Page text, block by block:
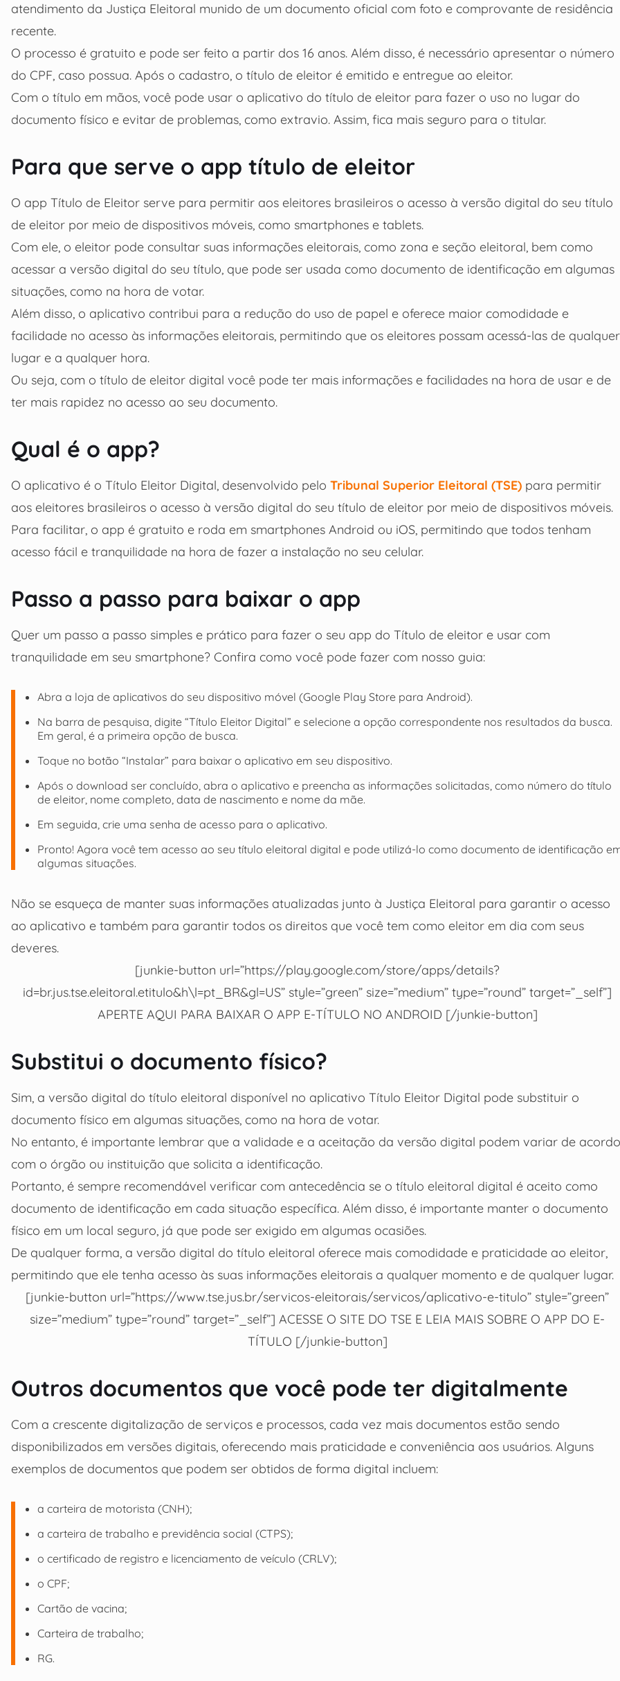
atendimento da Justiça Eleitoral munido de um documento oficial com foto e comprovante de residência
recente.
O processo é gratuito e pode ser feito a partir dos 16 anos. Além disso, é necessário apresentar o número
do CPF, caso possua. Após o cadastro, o título de eleitor é emitido e entregue ao eleitor.
Com o título em mãos, você pode usar o aplicativo do título de eleitor para fazer o uso no lugar do
documento físico e evitar de problemas, como extravio. Assim, fica mais seguro para o titular.
Para que serve o app título de eleitor
O app Título de Eleitor serve para permitir aos eleitores brasileiros o acesso à versão digital do seu título
de eleitor por meio de dispositivos móveis, como smartphones e tablets.
Com ele, o eleitor pode consultar suas informações eleitorais, como zona e seção eleitoral, bem como
acessar a versão digital do seu título, que pode ser usada como documento de identificação em algumas
situações, como na hora de votar.
Além disso, o aplicativo contribui para a redução do uso de papel e oferece maior comodidade e
facilidade no acesso às informações eleitorais, permitindo que os eleitores possam acessá-las de qualquer
lugar e a qualquer hora.
Ou seja, com o título de eleitor digital você pode ter mais informações e facilidades na hora de usar e de
ter mais rapidez no acesso ao seu documento.
Qual é o app?
O aplicativo é o Título Eleitor Digital, desenvolvido pelo Tribunal Superior Eleitoral (TSE) para permitir
aos eleitores brasileiros o acesso à versão digital do seu título de eleitor por meio de dispositivos móveis.
Para facilitar, o app é gratuito e roda em smartphones Android ou iOS, permitindo que todos tenham
acesso fácil e tranquilidade na hora de fazer a instalação no seu celular.
Passo a passo para baixar o app
Quer um passo a passo simples e prático para fazer o seu app do Título de eleitor e usar com
tranquilidade em seu smartphone? Confira como você pode fazer com nosso guia:
Abra a loja de aplicativos do seu dispositivo móvel (Google Play Store para Android).
Na barra de pesquisa, digite “Título Eleitor Digital” e selecione a opção correspondente nos resultados da busca.
Em geral, é a primeira opção de busca.
Toque no botão “Instalar” para baixar o aplicativo em seu dispositivo.
Após o download ser concluído, abra o aplicativo e preencha as informações solicitadas, como número do título
de eleitor, nome completo, data de nascimento e nome da mãe.
Em seguida, crie uma senha de acesso para o aplicativo.
Pronto! Agora você tem acesso ao seu título eleitoral digital e pode utilizá-lo como documento de identificação
algumas situações.
Não se esqueça de manter suas informações atualizadas junto à Justiça Eleitoral para garantir o acesso
ao aplicativo e também para garantir todos os direitos que você tem como eleitor em dia com seus
deveres.
[junkie-button url=”https://play.google.com/store/apps/details?
id=br.jus.tse.eleitoral.etitulo&h\l=pt_BR&gl=US” style=”green” size=”medium” type=”round” target=”_self”]
APERTE AQUI PARA BAIXAR O APP E-TÍTULO NO ANDROID [/junkie-button]
Substitui o documento físico?
Sim, a versão digital do título eleitoral disponível no aplicativo Título Eleitor Digital pode substituir o
documento físico em algumas situações, como na hora de votar.
No entanto, é importante lembrar que a validade e a aceitação da versão digital podem variar de acordo
com o órgão ou instituição que solicita a identificação.
Portanto, é sempre recomendável verificar com antecedência se o título eleitoral digital é aceito como
documento de identificação em cada situação específica. Além disso, é importante manter o documento
físico em um local seguro, já que pode ser exigido em algumas ocasiões.
De qualquer forma, a versão digital do título eleitoral oferece mais comodidade e praticidade ao eleitor,
permitindo que ele tenha acesso às suas informações eleitorais a qualquer momento e de qualquer lugar.
[junkie-button url=”https://www.tse.jus.br/servicos-eleitorais/servicos/aplicativo-e-titulo” style=”green”
size=”medium” type=”round” target=”_self”] ACESSE O SITE DO TSE E LEIA MAIS SOBRE O APP DO E-
TÍTULO [/junkie-button]
Outros documentos que você pode ter digitalmente
Com a crescente digitalização de serviços e processos, cada vez mais documentos estão sendo
disponibilizados em versões digitais, oferecendo mais praticidade e conveniência aos usuários. Alguns
exemplos de documentos que podem ser obtidos de forma digital incluem:
a carteira de motorista (CNH);
a carteira de trabalho e previdência social (CTPS);
o certificado de registro e licenciamento de veículo (CRLV);
o CPF;
Cartão de vacina;
Carteira de trabalho;
RG.